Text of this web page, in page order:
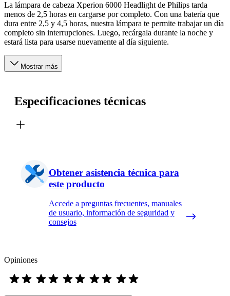
La lámpara de cabeza Xperion 6000 Headlight de Philips tarda
menos de 2,5 horas en cargarse por completo. Con una batería que
dura entre 2,5 y 4,5 horas, nuestra lámpara te permite trabajar un día
completo sin interrupciones. Luego, recárgala durante la noche y
estará lista para usarse nuevamente al día siguiente.
Mostrar más
Especificaciones técnicas
Obtener asistencia técnica para
este producto
Accede a preguntas frecuentes, manuales
de usuario, información de seguridad y
consejos
Opiniones